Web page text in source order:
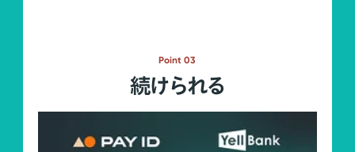
Point 03
続けられる